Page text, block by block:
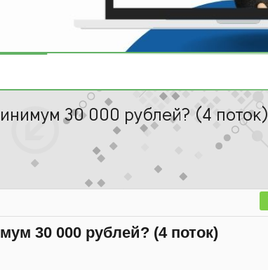
30 000 рублей? (4 поток)
30 000 рублей? (4 поток)